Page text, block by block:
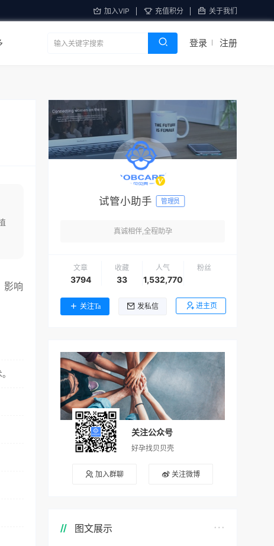
加入VIP 充值积分 关于我们
登录 注册
影响
试管小助手 管理员
真诚相伴,全程助孕
文章
3794
收藏
33
人气
1,532,770
粉丝
关注Ta 发私信 进主页
关注公众号
好孕找贝贝壳
加入群聊 关注微博
图文展示